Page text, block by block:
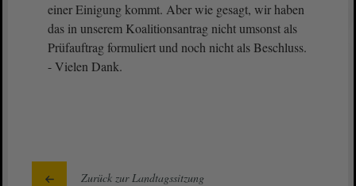
einer Einigung kommt. Aber wie gesagt, wir haben
das in unserem Koalitionsantrag nicht umsonst als
Prüfauftrag formuliert und noch nicht als Beschluss.
- Vielen Dank.
Zurück zur Landtagssitzung